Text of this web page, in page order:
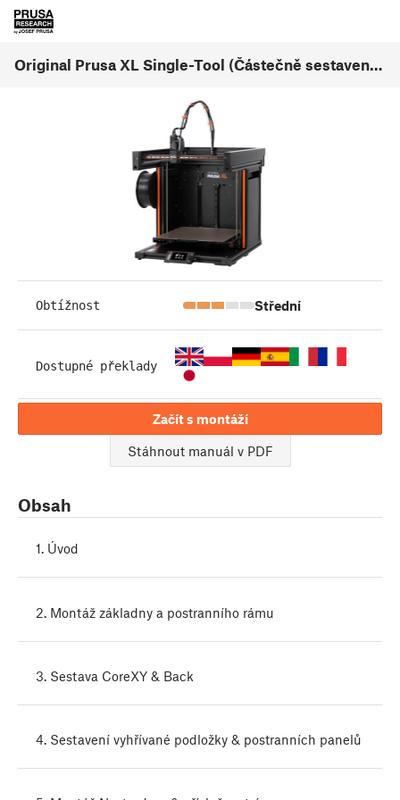
Original Prusa XL Single-Tool (Částečně sestavená) (1.07)
Obtížnost Střední
Dostupné překlady
Začít s montáží
Stáhnout manuál v PDF
Obsah
1. Úvod
2. Montáž základny a postranního rámu
3. Sestava CoreXY & Back
4. Sestavení vyhřívané podložky & postranních panelů